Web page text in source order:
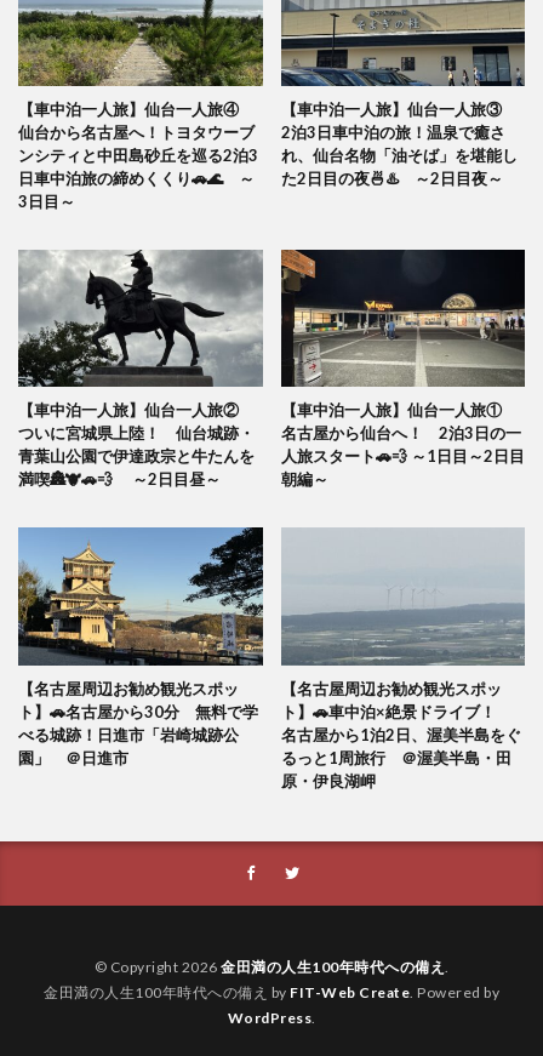
【車中泊一人旅】仙台一人旅④
仙台から名古屋へ！トヨタウーブ
ンシティと中田島砂丘を巡る2泊3
日車中泊旅の締めくくり🚗🌊 ～
3日目～
【車中泊一人旅】仙台一人旅③
2泊3日車中泊の旅！温泉で癒さ
れ、仙台名物「油そば」を堪能し
た2日目の夜🍜♨️ ～2日目夜～
【車中泊一人旅】仙台一人旅②
ついに宮城県上陸！ 仙台城跡・
青葉山公園で伊達政宗と牛たんを
満喫🏯🐮🚗💨 ～2日目昼～
【車中泊一人旅】仙台一人旅①
名古屋から仙台へ！ 2泊3日の一
人旅スタート🚗💨 ～1日目～2日目
朝編～
【名古屋周辺お勧め観光スポッ
ト】🚗名古屋から30分 無料で学
べる城跡！日進市「岩崎城跡公
園」 ＠日進市
【名古屋周辺お勧め観光スポッ
ト】🚗車中泊×絶景ドライブ！
名古屋から1泊2日、渥美半島をぐ
るっと1周旅行 ＠渥美半島・田
原・伊良湖岬
© Copyright 2026 金田満の人生100年時代への備え
金田満の人生100年時代への備え by FIT-Web Create . Powered by
WordPress